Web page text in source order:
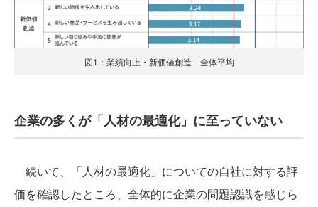
図1：業績向上・新価値創造 全体平均
企業の多くが「人材の最適化」に至っていない
続いて、「人材の最適化」についての自社に対する評
価を確認したところ、全体的に企業の問題認識を感じら